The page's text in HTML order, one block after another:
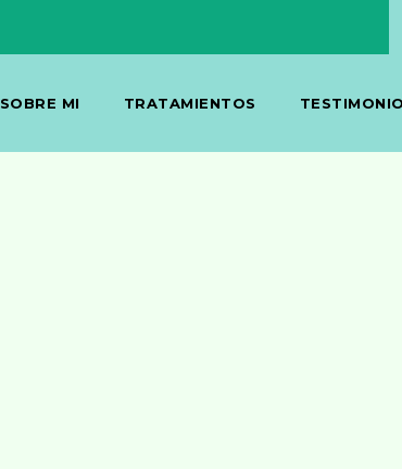
SOBRE MI TRATAMIENTOS